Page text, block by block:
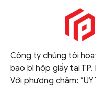
Công ty chúng tôi
bao bì hộp giấy tại TP.
Với phương châm: